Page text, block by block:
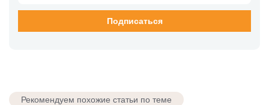
Рекомендуем похожие статьи по теме